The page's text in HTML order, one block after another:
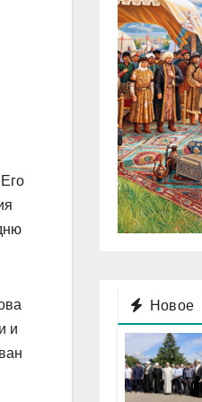
и
Новое